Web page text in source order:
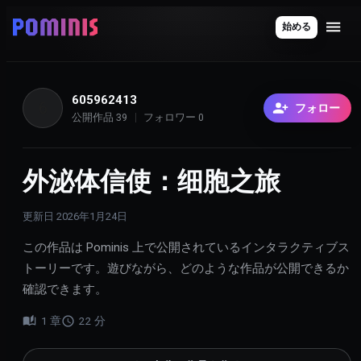
始める
605962413
公開作品 39 フォロワー 0
フォロー
外泌体信使：细胞之旅
更新日 2026年1月24日
この作品は Pominis 上で公開されているインタラクティブス
トーリーです。遊びながら、どのような作品が公開できるか
確認できます。
1 章 22 分